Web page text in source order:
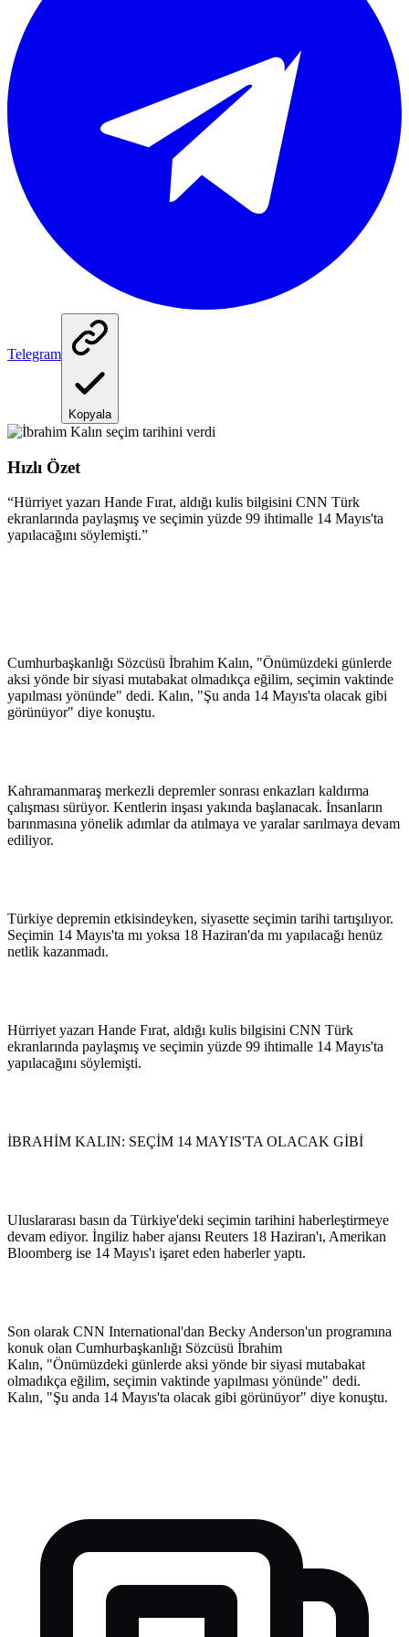
Telegram
Kopyala
Hızlı Özet
“Hürriyet yazarı Hande Fırat, aldığı kulis bilgisini CNN Türk
ekranlarında paylaşmış ve seçimin yüzde 99 ihtimalle 14 Mayıs'ta
yapılacağını söylemişti.”
Cumhurbaşkanlığı Sözcüsü İbrahim Kalın, "Önümüzdeki günlerde
aksi yönde bir siyasi mutabakat olmadıkça eğilim, seçimin vaktinde
yapılması yönünde" dedi. Kalın, "Şu anda 14 Mayıs'ta olacak gibi
görünüyor" diye konuştu.
Kahramanmaraş merkezli depremler sonrası enkazları kaldırma
çalışması sürüyor. Kentlerin inşası yakında başlanacak. İnsanların
barınmasına yönelik adımlar da atılmaya ve yaralar sarılmaya devam
ediliyor.
Türkiye depremin etkisindeyken, siyasette seçimin tarihi tartışılıyor.
Seçimin 14 Mayıs'ta mı yoksa 18 Haziran'da mı yapılacağı henüz
netlik kazanmadı.
Hürriyet yazarı Hande Fırat, aldığı kulis bilgisini CNN Türk
ekranlarında paylaşmış ve seçimin yüzde 99 ihtimalle 14 Mayıs'ta
yapılacağını söylemişti.
İBRAHİM KALIN: SEÇİM 14 MAYIS'TA OLACAK GİBİ
Uluslararası basın da Türkiye'deki seçimin tarihini haberleştirmeye
devam ediyor. İngiliz haber ajansı Reuters 18 Haziran'ı, Amerikan
Bloomberg ise 14 Mayıs'ı işaret eden haberler yaptı.
Son olarak CNN International'dan Becky Anderson'un programına
konuk olan Cumhurbaşkanlığı Sözcüsü İbrahim
Kalın, "Önümüzdeki günlerde aksi yönde bir siyasi mutabakat
olmadıkça eğilim, seçimin vaktinde yapılması yönünde" dedi.
Kalın, "Şu anda 14 Mayıs'ta olacak gibi görünüyor" diye konuştu.